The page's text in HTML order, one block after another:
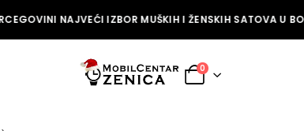
NAJVEĆI IZBOR MUŠKIH I ŽENSKIH SATOVA U
0